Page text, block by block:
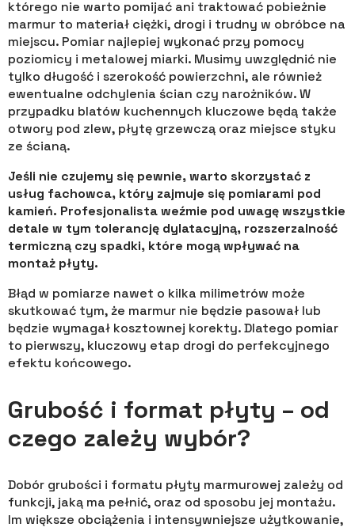
którego nie warto pomijać ani traktować pobieżnie
marmur to materiał ciężki, drogi i trudny w obróbce na
miejscu. Pomiar najlepiej wykonać przy pomocy
poziomicy i metalowej miarki. Musimy uwzględnić nie
tylko długość i szerokość powierzchni, ale również
ewentualne odchylenia ścian czy narożników. W
przypadku blatów kuchennych kluczowe będą także
otwory pod zlew, płytę grzewczą oraz miejsce styku
ze ścianą.
Jeśli nie czujemy się pewnie, warto skorzystać z
usług fachowca, który zajmuje się pomiarami pod
kamień. Profesjonalista weźmie pod uwagę wszystkie
detale w tym tolerancję dylatacyjną, rozszerzalność
termiczną czy spadki, które mogą wpływać na
montaż płyty.
Błąd w pomiarze nawet o kilka milimetrów może
skutkować tym, że marmur nie będzie pasował lub
będzie wymagał kosztownej korekty. Dlatego pomiar
to pierwszy, kluczowy etap drogi do perfekcyjnego
efektu końcowego.
Grubość i format płyty – od
czego zależy wybór?
Dobór grubości i formatu płyty marmurowej zależy od
funkcji, jaką ma pełnić, oraz od sposobu jej montażu.
Im większe obciążenia i intensywniejsze użytkowanie,